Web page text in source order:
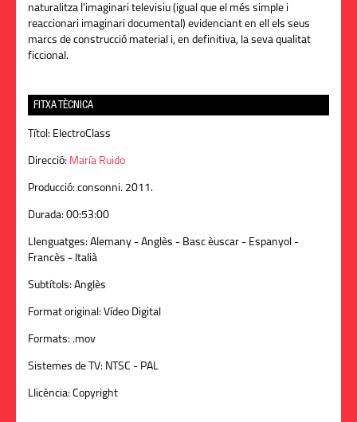
naturalitza l'imaginari televisiu (igual que el més simple i
reaccionari imaginari documental) evidenciant en ell els seus
marcs de construcció material i, en definitiva, la seva qualitat
ficcional.
FITXA TÈCNICA
Títol: ElectroClass
Direcció: María Ruido
Producció: consonni. 2011.
Durada: 00:53:00
Llenguatges: Alemany - Anglès - Basc èuscar - Espanyol -
Francès - Italià
Subtítols: Anglès
Format original: Vídeo Digital
Formats: .mov
Sistemes de TV: NTSC - PAL
Llicència: Copyright